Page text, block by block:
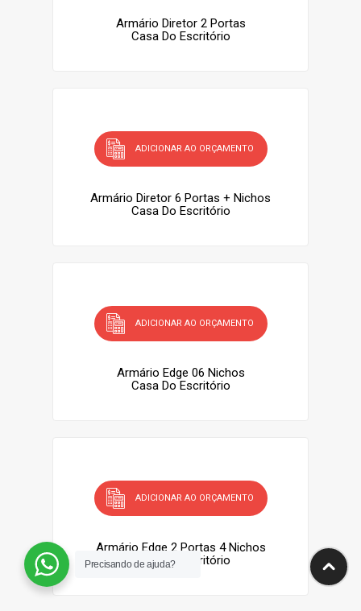
Armário Diretor 2 Portas
Casa Do Escritório
ADICIONAR AO ORÇAMENTO
Armário Diretor 6 Portas + Nichos
Casa Do Escritório
ADICIONAR AO ORÇAMENTO
Armário Edge 06 Nichos
Casa Do Escritório
ADICIONAR AO ORÇAMENTO
Armário Edge 2 Portas 4 Nichos
Casa Do Escritório
Precisando de ajuda?